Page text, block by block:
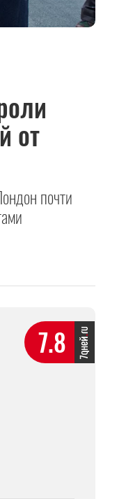
от
почти
7.8